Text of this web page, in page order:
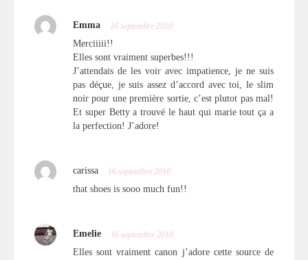
Emma 16 septembre 2010
Merciiiii!!
Elles sont vraiment superbes!!!
J’attendais de les voir avec impatience, je ne suis
pas déçue, je suis assez d’accord avec toi, le slim
noir pour une première sortie, c’est plutot pas mal!
Et super Betty a trouvé le haut qui marie tout ça a
la perfection! J’adore!
carissa 16 septembre 2010
that shoes is sooo much fun!!
Emelie 16 septembre 2010
Elles sont vraiment canon j’adore cette source de